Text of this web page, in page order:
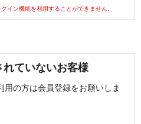
イン機能を利用することができません。
れていないお客様
の方は会員登録をお願いしま